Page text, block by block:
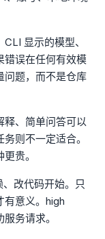
显示的模型、
错误在任何有效模
问题，而不是仓库
释、简单问答可以
则不一定适合。
贵。
改代码开始。只
有意义。high
务请求。